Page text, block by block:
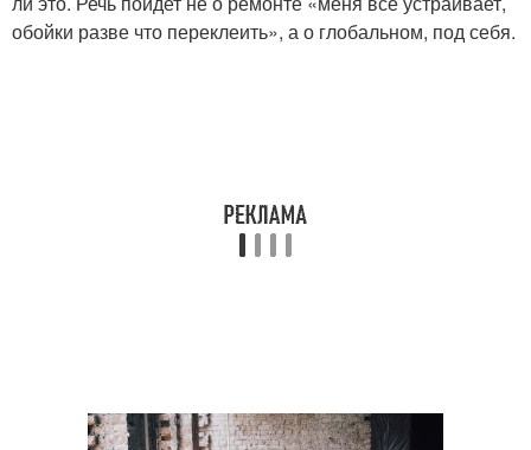
обойки разве что переклеить», а о глобальном, под себя.